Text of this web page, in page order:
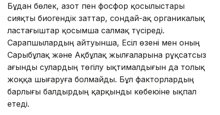
Бұдан бөлек, азот пен фосфор қосылыстары
сияқты биогендік заттар, сондай-ақ органикалық
ластағыштар қосымша салмақ түсіреді.
Сарапшылардың айтуынша, Есіл өзені мен оның
Сарыбұлақ және Ақбұлақ жылғаларына рұқсатсыз
ағынды сулардың төгілу ықтималдығын да толық
жоққа шығаруға болмайды. Бұл факторлардың
барлығы балдырдың қарқынды көбеюіне ықпал
етеді.